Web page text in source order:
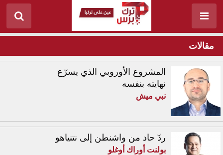
مقالات
المشروع الأوروبي الذي يسرّع
نهايته بنفسه
نبي ميش
ردّ حاد من واشنطن إلى نتنياهو
بولنت أوراك أوغلو